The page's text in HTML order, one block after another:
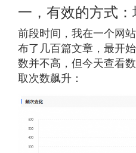
一，有效的方式
前段时间，我在一个网
布了几百篇文章，最开
数并不高，但今天查看
取次数飙升：